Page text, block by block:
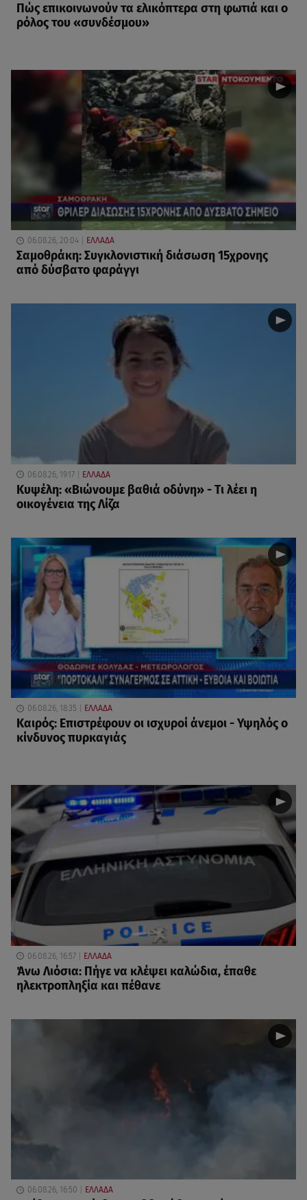
Πώς επικοινωνούν τα ελικόπτερα στη φωτιά και ο
ρόλος του «συνδέσμου»
06.08.26, 20:04 ΕΛΛΑΔΑ
Σαμοθράκη: Συγκλονιστική διάσωση 15χρονης
από δύσβατο φαράγγι
06.08.26, 19:17 ΕΛΛΑΔΑ
Κυψέλη: «Βιώνουμε βαθιά οδύνη» - Τι λέει η
οικογένεια της Λίζα
06.08.26, 18:35 ΕΛΛΑΔΑ
Καιρός: Επιστρέφουν οι ισχυροί άνεμοι - Υψηλός ο
κίνδυνος πυρκαγιάς
06.08.26, 16:57 ΕΛΛΑΔΑ
Άνω Λιόσια: Πήγε να κλέψει καλώδια, έπαθε
ηλεκτροπληξία και πέθανε
06.08.26, 16:50 ΕΛΛΑΔΑ